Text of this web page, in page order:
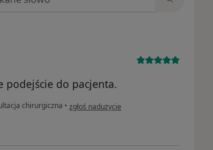
podejście do pacjenta.
chirurgiczna • w opinii użytkownika Qq
zgłoś nadużycie